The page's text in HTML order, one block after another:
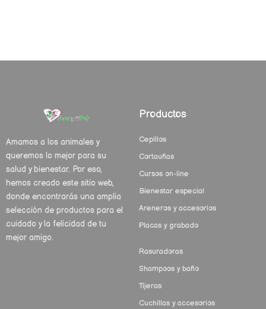
Amamos a los animales y
queremos lo mejor para su
salud y bienestar. Por eso,
hemos creado este sitio web,
donde encontrarás una amplia
selección de productos para el
cuidado y la felicidad de tu
mejor amigo.
Productos
Cepillos
Cortauñas
Cursos on-line
Bienestar especial
Areneros y accesorios
Placas y grabado
Rasuradoras
Shampoos y baño
Tijeras
Cuchillas y accesorios